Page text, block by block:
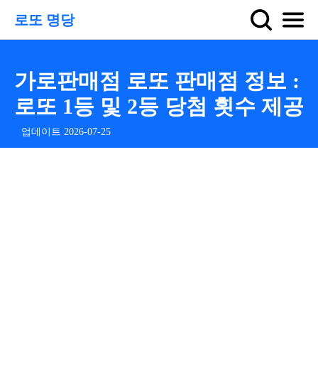
로또 명당
가로판매점 로또 판매점 정보 :
로또 1등 및 2등 당첨 횟수 제공
업데이트 2026-07-25